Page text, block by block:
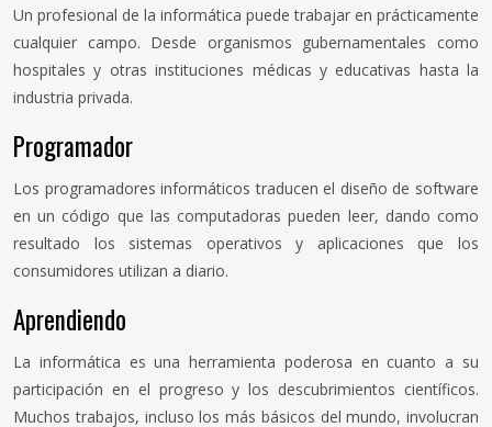
Un profesional de la informática puede trabajar en prácticamente
cualquier campo. Desde organismos gubernamentales como
hospitales y otras instituciones médicas y educativas hasta la
industria privada.
Programador
Los programadores informáticos traducen el diseño de software
en un código que las computadoras pueden leer, dando como
resultado los sistemas operativos y aplicaciones que los
consumidores utilizan a diario.
Aprendiendo
La informática es una herramienta poderosa en cuanto a su
participación en el progreso y los descubrimientos científicos.
Muchos trabajos, incluso los más básicos del mundo, involucran